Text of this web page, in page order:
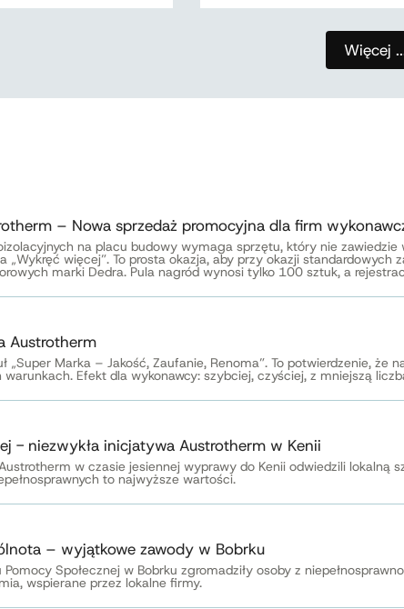
Więcej
– Nowa sprzedaż promocyjna dla firm
na placu budowy wymaga sprzętu, który nie
„Wykręć więcej”. To prosta okazja, aby przy okazji
marki Dedra. Pula nagród wynosi tylko 100 sztuk, a
Austrotherm
„Super Marka – Jakość, Zaufanie, Renoma”. To potwierdzenie,
Efekt dla wykonawcy: szybciej, czyściej, z mniejszą
- niezwykła inicjatywa Austrotherm w Kenii
w czasie jesiennej wyprawy do Kenii odwiedzili lokalną
to najwyższe wartości.
– wyjątkowe zawody w Bobrku
Społecznej w Bobrku zgromadziły osoby z
wspierane przez lokalne firmy.